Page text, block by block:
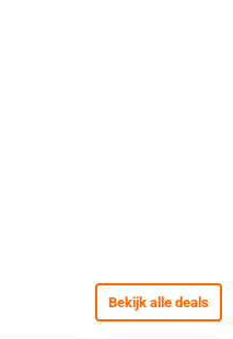
Bekijk alle deals